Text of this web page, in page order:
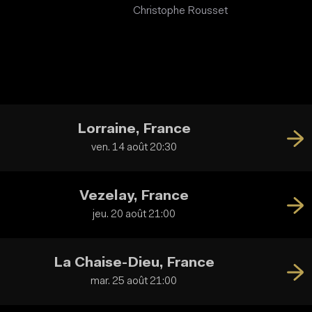
Christophe Rousset
Lorraine, France
ven. 14 août 20:30
Vezelay, France
jeu. 20 août 21:00
La Chaise-Dieu, France
mar. 25 août 21:00